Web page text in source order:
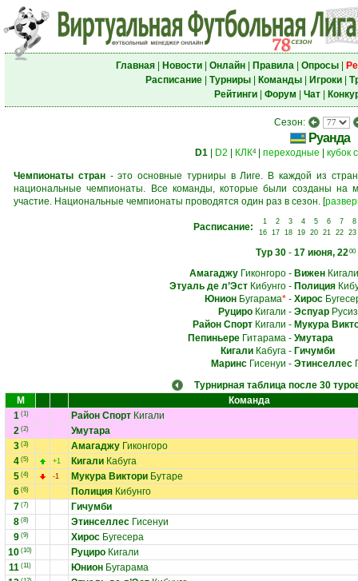
Главная| Новости| Онлайн| Правила| Опросы|
Расписание| Турниры| Команды| Игроки|
Рейтинги| Форум Чат|
Сезон:
Руанда
D1 D2 КЛК4| переходные кубок
Чемпионаты стран- это основные турниры в Лиге. В каждой из
национальные чемпионаты. Все команды, которые были созданы на
участие. Национальные чемпионаты проводятся один раз в сезон. [
Расписание: 1 2 3 4 5 6 7
8
16
17 18 19 20 21 22 23
Тур 30- 17 июня, 2200
АмагаджуГиконгоро- ВиженКигали
Этуаль де л’ЭстКибунго- Полиция
ЮнионБугарама*- Хирос
РуцироКигали - Эспуар
Район СпортКигали - Мукура
ПепиньереГитарама- Умутара
КигалиКабуга- Гичумби
МаринсГисенуи - Этинселлес
Турнирная таблица после 30
М
Команда
1 (1) Район Спорт Кигали
2 (2)
Умутара
3 (3) Амагаджу Гиконгоро
4 (5) +1 Кигали Кабуга
5 (4) -1 Мукура Виктори Бутаре
6 (6) Полиция Кибунго
7 (7)
Гичумби
8 (8) Этинселлес Гисенуи
9 (9) Хирос Бугесера
10 (10) Руциро Кигали
11 (11) Юнион Бугарама